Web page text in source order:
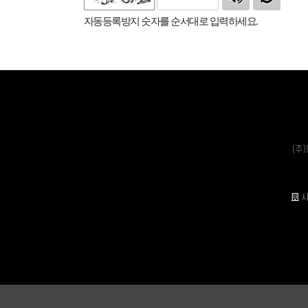
자동등록방지 숫자를 순서대로 입력하세요.
(주